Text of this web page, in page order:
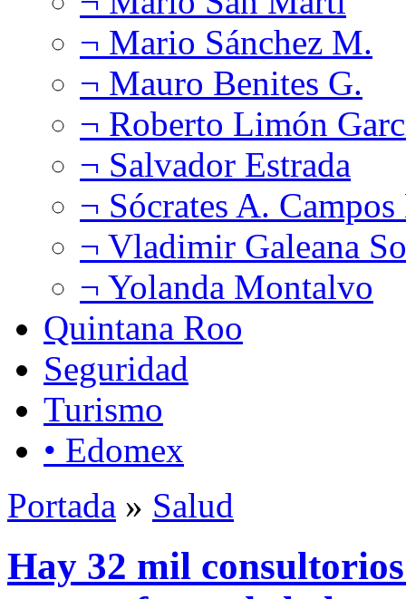
¬ Mario Sánchez M.
¬ Mauro Benites G.
¬ Roberto Limón
¬ Salvador Estrada
¬ Sócrates A.
¬ Vladimir Galeana
¬ Yolanda Montalvo
Quintana Roo
Seguridad
Turismo
• Edomex
Portada » Salud
Hay 32 mil